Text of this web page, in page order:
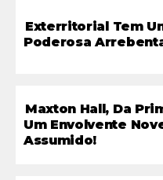
Exterritorial Tem
Poderosa
Maxton Hall, Da
Um Envolvente
Assumido!